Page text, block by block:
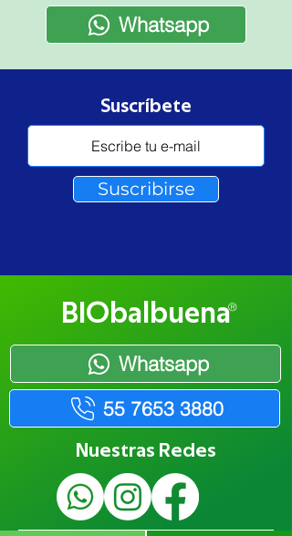
Whatsapp
Suscríbete
Suscribirse
BIObalbuena®
Whatsapp
55 7653 3880
Nuestras Redes